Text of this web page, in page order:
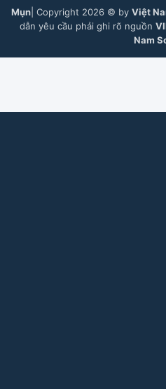
Mụn | Copyright 2026 © by Việt
dẫn yêu cầu phải ghi rõ nguồn
Nam